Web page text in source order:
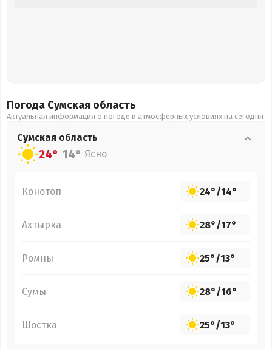
Погода Сумская область
Актуальная информация о погоде и атмосферных условиях на сегодня
Сумская область
24° 14° Ясно
Конотоп 24°/14°
Ахтырка 28°/17°
Ромны 25°/13°
Сумы 28°/16°
Шостка 25°/13°